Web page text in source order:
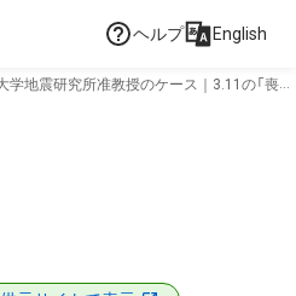
ヘルプ English
学地震研究所准教授のケース｜3.11の「喪